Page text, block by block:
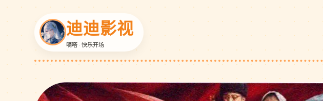
迪迪影视
嘀嗒 · 快乐开场